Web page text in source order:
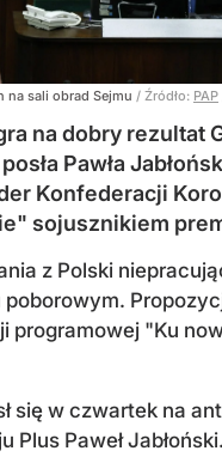
na sali obrad Sejmu / Źródło: PAP
na dobry rezultat
Pawła
Konfederacji
sojusznikiem
z Polski
programowej "Ku
się w czwartek na
Plus Paweł Jabłoński.